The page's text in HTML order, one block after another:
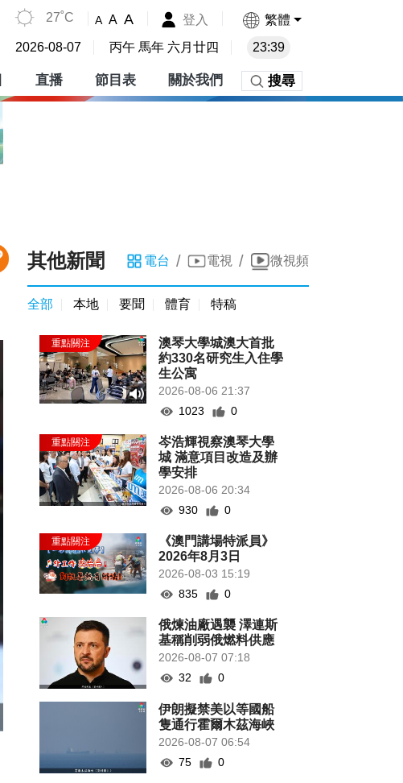
27˚C A A A 登入 繁體
2026-08-07 丙午 馬年 六月廿四 23:39
直播 節目表 關於我們 搜尋
其他新聞 電台 / 電視 / 微視頻
全部 本地 要聞 體育 特稿
澳琴大學城澳大首批
約330名研究生入住學
生公寓
2026-08-06 21:37
1023
0
岑浩輝視察澳琴大學
城 滿意項目改造及辦
學安排
2026-08-06 20:34
930
0
《澳門講場特派員》
2026年8月3日
2026-08-03 15:19
835
0
俄煉油廠遇襲 澤連斯
基稱削弱俄燃料供應
2026-08-07 07:18
32
0
伊朗擬禁美以等國船
隻通行霍爾木茲海峽
2026-08-07 06:54
75
0